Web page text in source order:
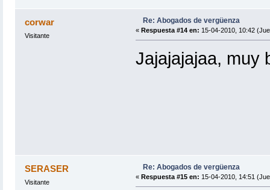
corwar
Visitante
Re: Abogados de vergüenza
« Respuesta #14 en: 15-04-2010, 10:42
Jajajajajaa, muy
SERASER
Visitante
Re: Abogados de vergüenza
« Respuesta #15 en: 15-04-2010, 14:51